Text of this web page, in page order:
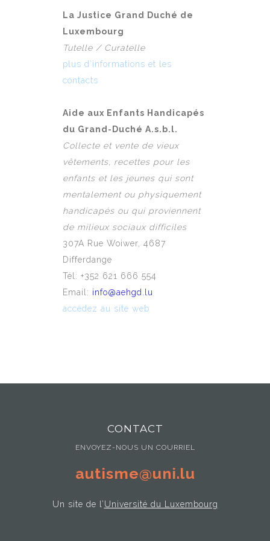
La Justice Grand Duché de
Luxembourg
Tutelle / Curatelle
plus d’informations et les
contacts
Aide aux Enfants Handicapés
du Grand-Duché A.s.b.l.
Collecte et vente de vieux
vêtements, recettes pour les
enfants et les jeunes qui sont
mentalement ou physiquement
handicapés ou qui proviennent
de milieux sociaux difficiles
307A Rue Woiwer, 4687
Differdange
Tél: +352 621 666 554
Email: info@aehgd.lu
accédez au site web
CONTACT
ENVOYEZ-NOUS UN COURRIEL
autisme@uni.lu
Un site de l’Université du Luxembourg